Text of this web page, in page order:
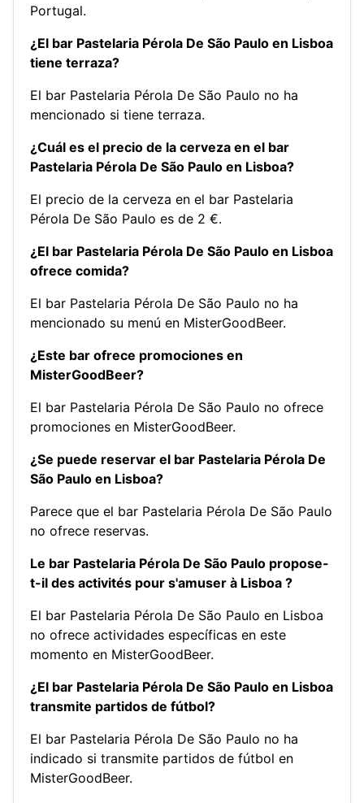
Portugal.
¿El bar Pastelaria Pérola De São Paulo en Lisboa
tiene terraza?
El bar Pastelaria Pérola De São Paulo no ha
mencionado si tiene terraza.
¿Cuál es el precio de la cerveza en el bar
Pastelaria Pérola De São Paulo en Lisboa?
El precio de la cerveza en el bar Pastelaria
Pérola De São Paulo es de 2 €.
¿El bar Pastelaria Pérola De São Paulo en Lisboa
ofrece comida?
El bar Pastelaria Pérola De São Paulo no ha
mencionado su menú en MisterGoodBeer.
¿Este bar ofrece promociones en
MisterGoodBeer?
El bar Pastelaria Pérola De São Paulo no ofrece
promociones en MisterGoodBeer.
¿Se puede reservar el bar Pastelaria Pérola De
São Paulo en Lisboa?
Parece que el bar Pastelaria Pérola De São Paulo
no ofrece reservas.
Le bar Pastelaria Pérola De São Paulo propose-
t-il des activités pour s'amuser à Lisboa ?
El bar Pastelaria Pérola De São Paulo en Lisboa
no ofrece actividades específicas en este
momento en MisterGoodBeer.
¿El bar Pastelaria Pérola De São Paulo en Lisboa
transmite partidos de fútbol?
El bar Pastelaria Pérola De São Paulo no ha
indicado si transmite partidos de fútbol en
MisterGoodBeer.